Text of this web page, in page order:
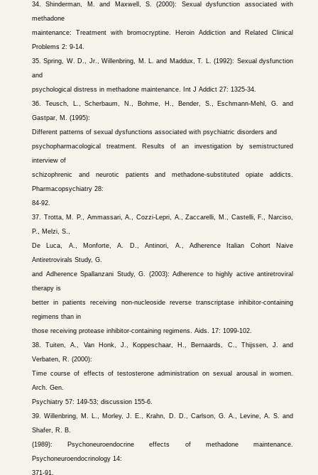
34. Shinderman, M. and Maxwell, S. (2000): Sexual dysfunction associated with
methadone
maintenance: Treatment with bromocryptine. Heroin Addiction and Related Clinical
Problems 2: 9-14.
35. Spring, W. D., Jr., Willenbring, M. L. and Maddux, T. L. (1992): Sexual dysfunction
and
psychological distress in methadone maintenance. Int J Addict 27: 1325-34.
36. Teusch, L., Scherbaum, N., Bohme, H., Bender, S., Eschmann-Mehl, G. and
Gastpar, M. (1995):
Different patterns of sexual dysfunctions associated with psychiatric disorders and
psychopharmacological treatment. Results of an investigation by semistructured
interview of
schizophrenic and neurotic patients and methadone-substituted opiate addicts.
Pharmacopsychiatry 28:
84-92.
37. Trotta, M. P., Ammassari, A., Cozzi-Lepri, A., Zaccarelli, M., Castelli, F., Narciso,
P., Melzi, S.,
De Luca, A., Monforte, A. D., Antinori, A., Adherence Italian Cohort Naive
Antiretrovirals Study, G.
and Adherence Spallanzani Study, G. (2003): Adherence to highly active antiretroviral
therapy is
better in patients receiving non-nucleoside reverse transcriptase inhibitor-containing
regimens than in
those receiving protease inhibitor-containing regimens. Aids. 17: 1099-102.
38. Tuiten, A., Van Honk, J., Koppeschaar, H., Bernaards, C., Thijssen, J. and
Verbaten, R. (2000):
Time course of effects of testosterone administration on sexual arousal in women.
Arch. Gen.
Psychiatry 57: 149-53; discussion 155-6.
39. Willenbring, M. L., Morley, J. E., Krahn, D. D., Carlson, G. A., Levine, A. S. and
Shafer, R. B.
(1989): Psychoneuroendocrine effects of methadone maintenance.
Psychoneuroendocrinology 14:
371-91.